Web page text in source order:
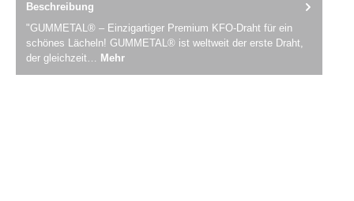
Beschreibung
"GUMMETAL® – Einzigartiger Premium KFO-Draht für ein
schönes Lächeln! GUMMETAL® ist weltweit der erste Draht,
der gleichzeit… Mehr